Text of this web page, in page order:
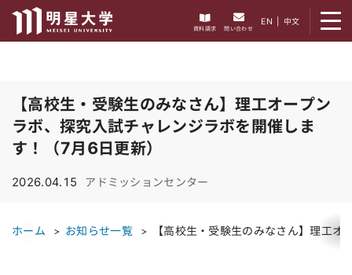
資料請求 問い合わせ
EN 中文
【高校生・受験生のみなさん】理工オープン
ラボ、探究入試チャレンジラボを開催しま
す！（7月6日更新）
2026.04.15 アドミッションセンター
ホーム お知らせ一覧 【高校生・受験生のみなさん】理工